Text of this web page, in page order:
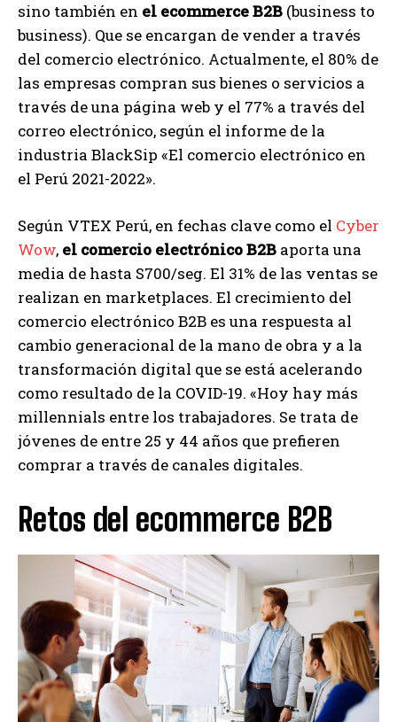
sino también en el ecommerce B2B (business to
business). Que se encargan de vender a través
del comercio electrónico. Actualmente, el 80% de
las empresas compran sus bienes o servicios a
través de una página web y el 77% a través del
correo electrónico, según el informe de la
industria BlackSip «El comercio electrónico en
el Perú 2021-2022».
Según VTEX Perú, en fechas clave como el Cyber
Wow, el comercio electrónico B2B aporta una
media de hasta S700/seg. El 31% de las ventas se
realizan en marketplaces. El crecimiento del
comercio electrónico B2B es una respuesta al
cambio generacional de la mano de obra y a la
transformación digital que se está acelerando
como resultado de la COVID-19. «Hoy hay más
millennials entre los trabajadores. Se trata de
jóvenes de entre 25 y 44 años que prefieren
comprar a través de canales digitales.
Retos del ecommerce B2B